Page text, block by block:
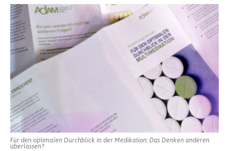
Für den optimalen Durchblick in der Medikation: Das Denken anderen
überlassen?